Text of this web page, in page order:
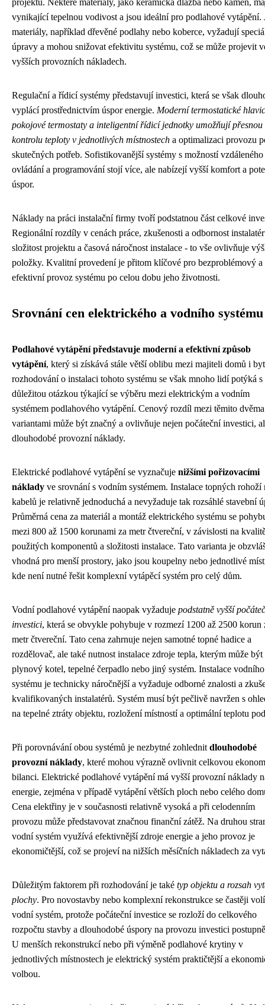
projektu. Některé materiály, jako keramická dlažba nebo kámen,
vynikající tepelnou vodivost a jsou ideální pro podlahové vytápění.
materiály, například dřevěné podlahy nebo koberce, vyžadují
úpravy a mohou snižovat efektivitu systému, což se může projevit
vyšších provozních nákladech.
Regulační a řídicí systémy představují investici, která se však
vyplácí prostřednictvím úspor energie. Moderní termostatické
pokojové termostaty a inteligentní řídicí jednotky umožňují přesnou
kontrolu teploty v jednotlivých místnostech a optimalizaci provozu
skutečných potřeb. Sofistikovanější systémy s možností vzdáleného
ovládání a programování stojí více, ale nabízejí vyšší komfort a
úspor.
Náklady na práci instalační firmy tvoří podstatnou část celkové
Regionální rozdíly v cenách práce, zkušenosti a odbornost
složitost projektu a časová náročnost instalace - to vše ovlivňuje
položky. Kvalitní provedení je přitom klíčové pro bezproblémový a
efektivní provoz systému po celou dobu jeho životnosti.
Srovnání cen elektrického a vodního systému
Podlahové vytápění představuje moderní a efektivní způsob
vytápění, který si získává stále větší oblibu mezi majiteli domů i
rozhodování o instalaci tohoto systému se však mnoho lidí potýká s
důležitou otázkou týkající se výběru mezi elektrickým a vodním
systémem podlahového vytápění. Cenový rozdíl mezi těmito dvěma
variantami může být značný a ovlivňuje nejen počáteční investici,
dlouhodobé provozní náklady.
Elektrické podlahové vytápění se vyznačuje nižšími pořizovacími
náklady ve srovnání s vodním systémem. Instalace topných rohoží
kabelů je relativně jednoduchá a nevyžaduje tak rozsáhlé stavební
Průměrná cena za materiál a montáž elektrického systému se
mezi 800 až 1500 korunami za metr čtvereční, v závislosti na
použitých komponentů a složitosti instalace. Tato varianta je
vhodná pro menší prostory, jako jsou koupelny nebo jednotlivé
kde není nutné řešit komplexní vytápěcí systém pro celý dům.
Vodní podlahové vytápění naopak vyžaduje podstatně vyšší
investici, která se obvykle pohybuje v rozmezí 1200 až 2500 korun
metr čtvereční. Tato cena zahrnuje nejen samotné topné hadice a
rozdělovač, ale také nutnost instalace zdroje tepla, kterým může být
plynový kotel, tepelné čerpadlo nebo jiný systém. Instalace vodního
systému je technicky náročnější a vyžaduje odborné znalosti a
kvalifikovaných instalatérů. Systém musí být pečlivě navržen s
na tepelné ztráty objektu, rozložení místností a optimální teplotu
Při porovnávání obou systémů je nezbytné zohlednit dlouhodobé
provozní náklady, které mohou výrazně ovlivnit celkovou
bilanci. Elektrické podlahové vytápění má vyšší provozní náklady
energie, zejména v případě vytápění větších ploch nebo celého
Cena elektřiny je v současnosti relativně vysoká a při celodenním
provozu může představovat značnou finanční zátěž. Na druhou
vodní systém využívá efektivnější zdroje energie a jeho provoz je
ekonomičtější, což se projeví na nižších měsíčních nákladech za
Důležitým faktorem při rozhodování je také typ objektu a rozsah
plochy. Pro novostavby nebo komplexní rekonstrukce se častěji volí
vodní systém, protože počáteční investice se rozloží do celkového
rozpočtu stavby a dlouhodobé úspory na provozu investici
U menších rekonstrukcí nebo při výměně podlahové krytiny v
jednotlivých místnostech je elektrický systém praktičtější a
volbou.